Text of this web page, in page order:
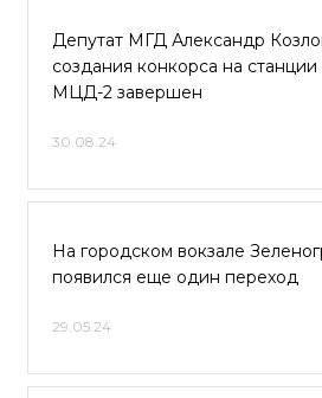
Депутат МГД Александр
создания конкорса на
МЦД-2 завершен
30.08.24
На городском вокзале
появился еще один переход
29.05.24